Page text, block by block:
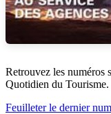
Retrouvez les numéros
Quotidien du Tourisme.
Feuilleter le dernier